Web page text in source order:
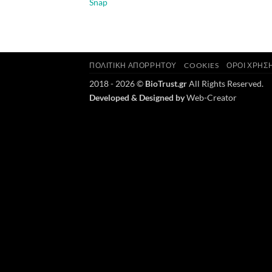
Snap
ΠΟΛΙΤΙΚΉ ΑΠΟΡΡΉΤΟΥ COOKIES ΌΡΟΙ
2018 - 2026 © BioTrust.grAll Rights Reserved.
Developed & Designed byWeb-Creator